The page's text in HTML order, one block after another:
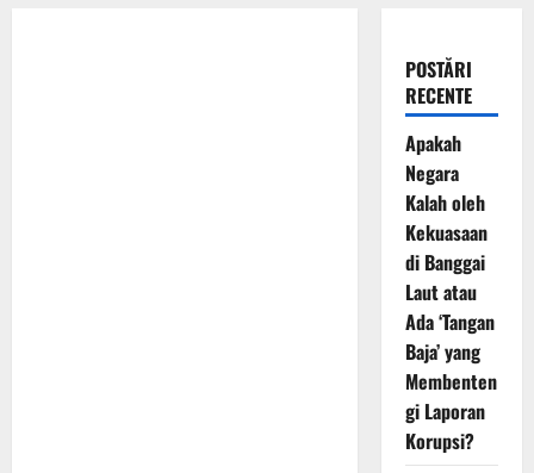
POSTĂRI
RECENTE
Apakah
Negara
Kalah oleh
Kekuasaan
di Banggai
Laut atau
Ada ‘Tangan
Baja’ yang
Membenten
gi Laporan
Korupsi?